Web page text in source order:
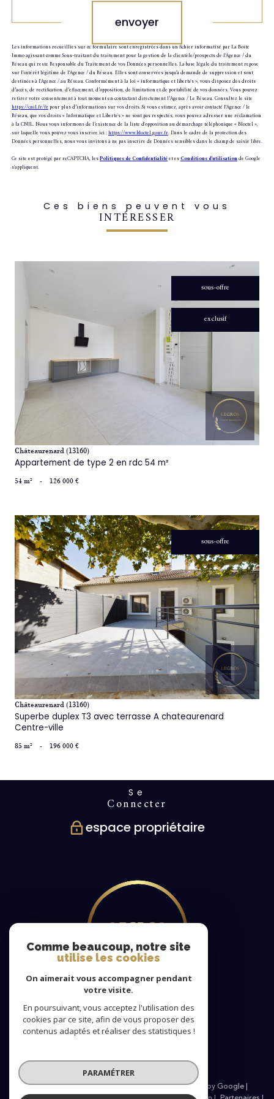
envoyer
Les informations recueillies sur ce formulaire sont enregistrées dans un fichier informatisé par La Boite
Immo agissant comme Sous-traitant du traitement pour la gestion de la clientèle/prospects de l'Agence / du
Réseau qui reste Responsable du Traitement de vos Données personnelles. La base légale du traitement repose
sur l'intérêt légitime de l'Agence / du Réseau. Elles sont conservées jusqu'à demande de suppression et sont
destinées à l'Agence / au Réseau. Conformément à la loi « informatique et libertés », vous disposez des droits
d’accès, de rectification, d’effacement, d’opposition, de limitation et de portabilité de vos données. Vous pouvez
retirer votre consentement à tout moment en contactant directement l’Agence / Le Réseau. Consultez le site
https://cnil.fr/frpour plus d’informations sur vos droits. Si vous estimez, après avoir contacté l'Agence / le
Réseau, que vos droits « Informatique et Libertés » ne sont pas respectés, vous pouvez adresser une réclamation
à la CNIL. Nous vous informons de l’existence de la liste d'opposition au démarchage téléphonique « Bloctel »,
sur laquelle vous pouvez vous inscrire ici :https://www.bloctel.gouv.fr. Dans le cadre de la protection des
Données personnelles, nous vous invitons à ne pas inscrire de Données sensibles dans le champ de saisie libre.
Ce site est protégé par reCAPTCHA, lesPolitiques de Confidentialitéet esConditions d'utilisationde Google
s'appliquent.
Ces biens peuvent vous
INTÉRESSER
sous-offre
exclusif
voir le bien
Châteaurenard (13160)
Appartement de type 2 en rdc 54 m²
54 m² - 126 000 €
sous-offre
voir le bien
Châteaurenard (13160)
Superbe duplex T3 avec terrasse A chateaurenard
Centre-ville
85 m² - 196 000 €
Se
connecter
espace propriétaire
Nous
adhérons
© 2026 | Tous droits réservés | Traduction powered by Google |
Comme beaucoup, notre site
utilise les cookies
On aimerait vous accompagner pendant
votre visite.
En poursuivant, vous acceptez l'utilisation des
cookies par ce site, afin de vous proposer des
contenus adaptés et réaliser des statistiques !
PARAMÉTRER